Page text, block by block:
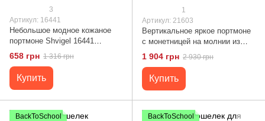
3
Артикул: 16441
Небольшое модное кожаное
портмоне Shvigel 16441
Зеленый
658 грн 1 316 грн
Купить
1
Артикул: 21603
Вертикальное яркое портмоне
с монетницей на молнии из
натуральной кожи флотар
CANPELLINI 21603 Салатовое
1 904 грн 2 930 грн
Купить
BackToSchool
BackToSchool